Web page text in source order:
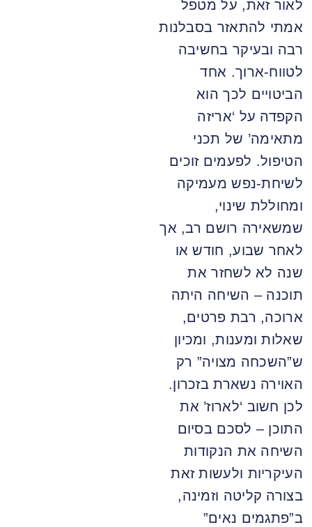
לאור זאת, על מטפל
אמתי להתאזר בסבלנות
רבה ובעיקר בחשיבה
לטווח-ארוך. אחד
הביטויים לכך הוא
הקפדה על ‘אריזה
מתאימה’ של תכני
הטיפול. לפעמים זוכים
לשיחת-נפש מעמיקה
ומחוללת שינוי,
שמשאירה רושם רב, אך
לאחר שבוע, חודש או
שנה לא לשחזר את
תוכנה – השיחה היתה
ארוכה, רבת פרטים,
שאלות ומענות, ומכיון
ש”השכחה מצויה” רק
האוירה נשארת בזכרון.
לכן חשוב ‘לארוז’ את
התוכן – לסכם בסיום
השיחה את הנקודות
העיקריות ולעשות זאת
בצורה קליטה וזמינה,
ב”פתגמים נאים”